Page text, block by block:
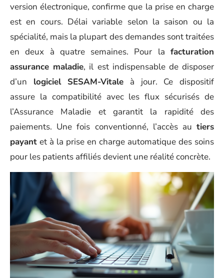
version électronique, confirme que la prise en charge
est en cours. Délai variable selon la saison ou la
spécialité, mais la plupart des demandes sont traitées
en deux à quatre semaines. Pour la facturation
assurance maladie, il est indispensable de disposer
d’un logiciel SESAM-Vitale à jour. Ce dispositif
assure la compatibilité avec les flux sécurisés de
l’Assurance Maladie et garantit la rapidité des
paiements. Une fois conventionné, l’accès au tiers
payant et à la prise en charge automatique des soins
pour les patients affiliés devient une réalité concrète.